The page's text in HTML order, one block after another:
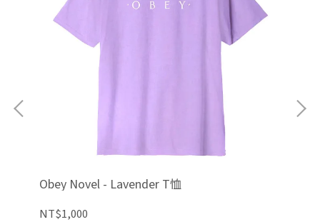
Obey Novel - Lavender T恤
NT$1,000